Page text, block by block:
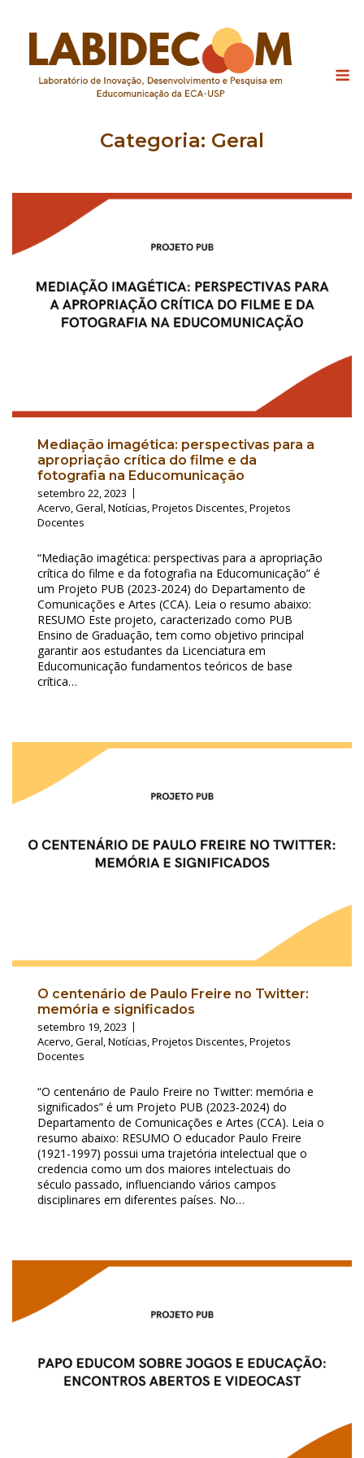
Categoria: Geral
Mediação imagética: perspectivas para a
apropriação crítica do filme e da
fotografia na Educomunicação
setembro 22, 2023
Acervo,Geral,Notícias,Projetos Discentes,Projetos
Docentes
“Mediação imagética: perspectivas para a apropriação
crítica do filme e da fotografia na Educomunicação” é
um Projeto PUB (2023-2024) do Departamento de
Comunicações e Artes (CCA). Leia o resumo abaixo:
RESUMO Este projeto, caracterizado como PUB
Ensino de Graduação, tem como objetivo principal
garantir aos estudantes da Licenciatura em
Educomunicação fundamentos teóricos de base
crítica…
O centenário de Paulo Freire no Twitter:
memória e significados
setembro 19, 2023
Acervo,Geral,Notícias,Projetos Discentes,Projetos
Docentes
“O centenário de Paulo Freire no Twitter: memória e
significados” é um Projeto PUB (2023-2024) do
Departamento de Comunicações e Artes (CCA). Leia o
resumo abaixo: RESUMO O educador Paulo Freire
(1921-1997) possui uma trajetória intelectual que o
credencia como um dos maiores intelectuais do
século passado, influenciando vários campos
disciplinares em diferentes países. No…